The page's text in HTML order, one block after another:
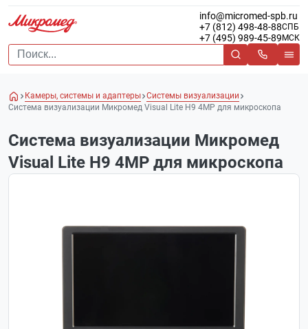
info@micromed-spb.ru
+7 (812) 498-48-88СПБ
+7 (495) 989-45-89 МСК
Камеры, системы и адаптеры Системы визуализации
Система визуализации Микромед Visual Lite H9 4MP для микроскопа
Система визуализации Микромед
Visual Lite H9 4MP для микроскопа